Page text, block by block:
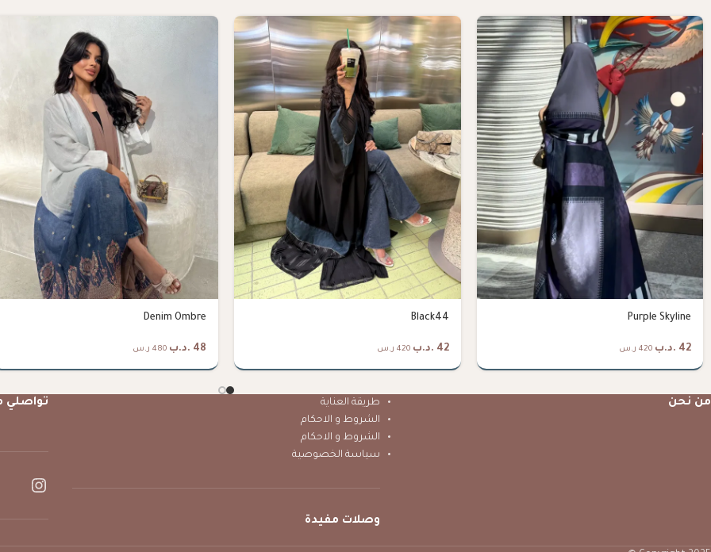
Purple Skyline
42 .د.ب 420 ر.س
Black44
42 .د.ب 420 ر.س
Denim Ombre
48 .د.ب 480 ر.س
من نحن
طريقة العناية
الشروط و الاحكام
الشروط و الاحكام
سياسة الخصوصية
وصلات مفيدة
تواصلي